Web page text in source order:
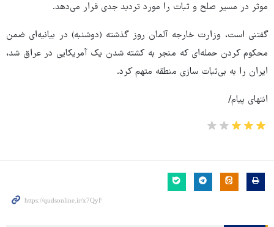
موثر در مسیر صلح و ثبات را مورد تردید جدی قرار می‌دهد.
گفتنی است، وزارت خارجه آلمان روز گذشته (دوشنبه) در بیانیه‌ای ضمن
محکوم کردن حمله‌ای که منجر به کشته شدن یک آمریکایی در عراق شد،
ایران را به بی‌ثبات سازی منطقه متهم کرد.
انتهای پیام/